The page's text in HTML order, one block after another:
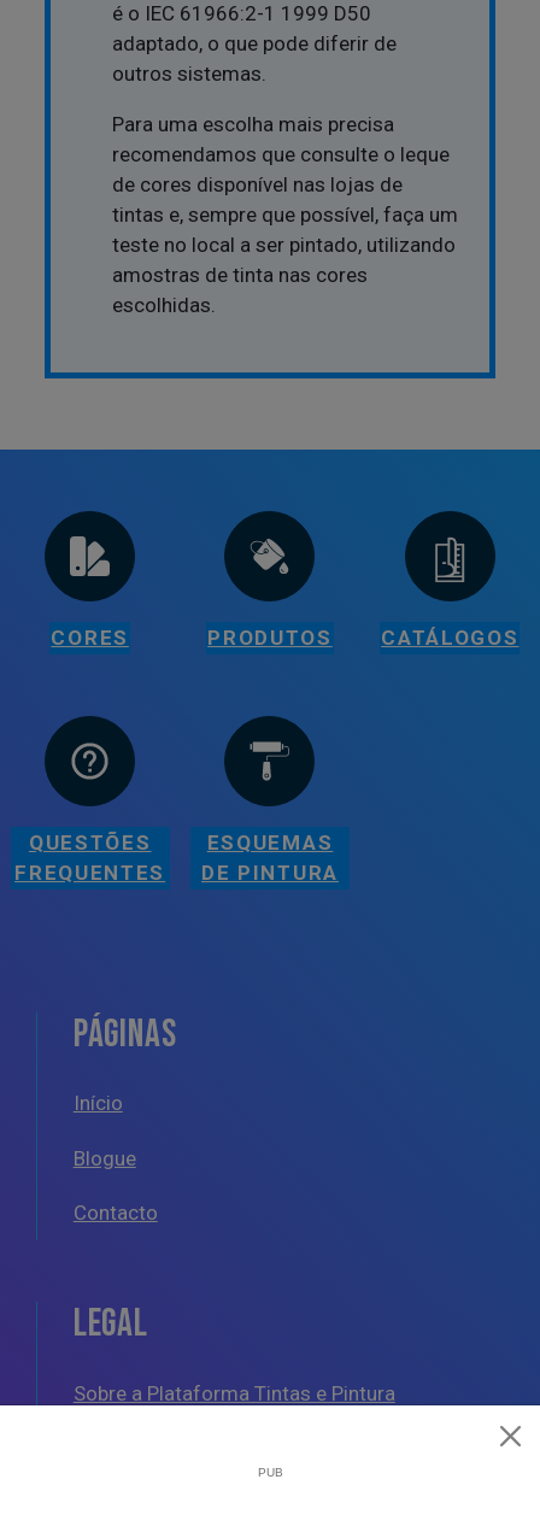
é o IEC 61966:2-1 1999 D50
adaptado, o que pode diferir de
outros sistemas.
Para uma escolha mais precisa
recomendamos que consulte o leque
de cores disponível nas lojas de
tintas e, sempre que possível, faça um
teste no local a ser pintado, utilizando
amostras de tinta nas cores
escolhidas.
CORES PRODUTOS CATÁLOGOS
QUESTÕES
FREQUENTES
ESQUEMAS
DE PINTURA
PÁGINAS
Início
Blogue
Contacto
LEGAL
Sobre a Plataforma Tintas e Pintura